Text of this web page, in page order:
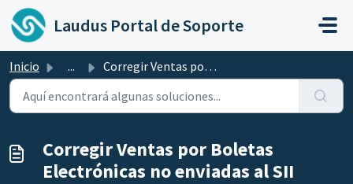
Ir al contenido principal
Laudus Portal de Soporte
Inicio ... Corregir Ventas por Boletas Electrónicas no enviadas al SII
Corregir Ventas por Boletas
Electrónicas no enviadas al SII